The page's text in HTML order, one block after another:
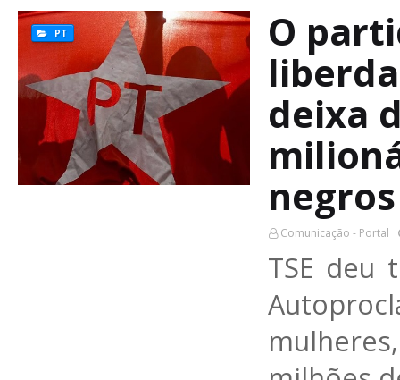
PT
O
deixa
Comunicação - Portal
TSE deu